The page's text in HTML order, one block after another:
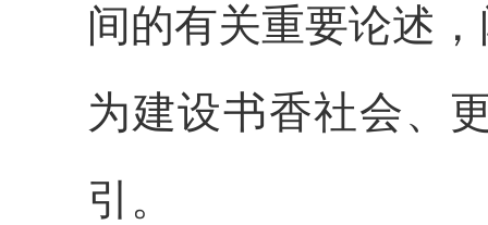
间的有关重要论述
为建设书香社会、
引。